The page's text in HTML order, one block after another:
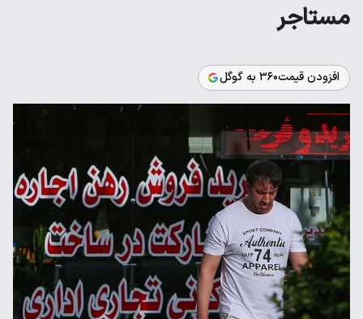
مستاجر
افزودن قیمت۳۶۰ به گوگل